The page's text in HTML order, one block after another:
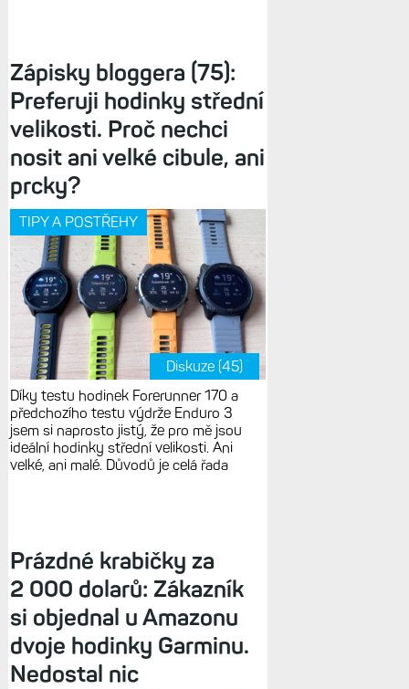
Zápisky bloggera (75):
Preferuji hodinky střední
velikosti. Proč nechci
nosit ani velké cibule, ani
prcky?
TIPY A POSTŘEHY
Diskuze (45)
Díky testu hodinek Forerunner 170 a
předchozího testu výdrže Enduro 3
jsem si naprosto jistý, že pro mě jsou
ideální hodinky střední velikosti. Ani
velké, ani malé. Důvodů je celá řada
Prázdné krabičky za
2 000 dolarů: Zákazník
si objednal u Amazonu
dvoje hodinky Garminu.
Nedostal nic